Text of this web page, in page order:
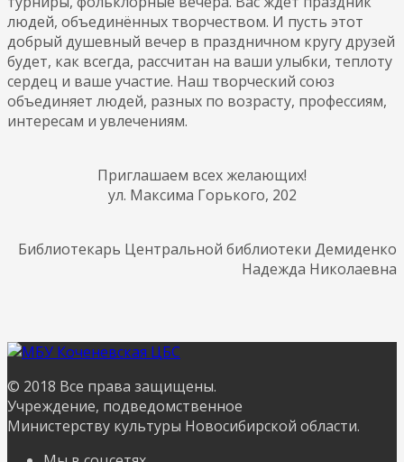
людей, объединённых творчеством. И пусть этот
добрый душевный вечер в праздничном кругу друзей
будет, как всегда, рассчитан на ваши улыбки, теплоту
сердец и ваше участие. Наш творческий союз
объединяет людей, разных по возрасту, профессиям,
интересам и увлечениям.
Приглашаем всех желающих!
ул. Максима Горького, 202
Библиотекарь Центральной библиотеки Демиденко
Надежда Николаевна
© 2018 Все права защищены.
Учреждение, подведомственное
Министерству культуры Новосибирской области.